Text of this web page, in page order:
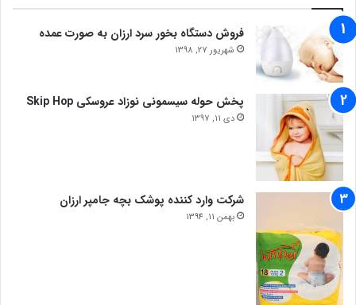
فروش دستگاه بخور سرد ارزان به صورت عمده
شهریور 27, 1398
پخش حوله سیسمونی نوزاد عروسکی Skip Hop
دی 11, 1397
شرکت وارد کننده پوشک بچه جامپر ارزان
بهمن 11, 1394